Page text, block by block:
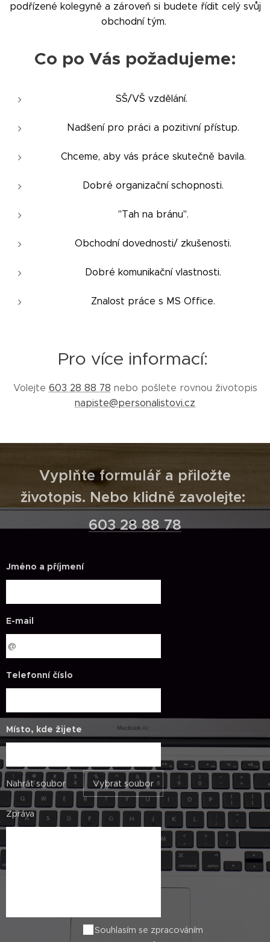
podřízené kolegyně a zároveň si budete řídit celý svůj
obchodní tým.
Co po Vás požadujeme:
SŠ/VŠ vzdělání.
Nadšení pro práci a pozitivní přístup.
Chceme, aby vás práce skutečně bavila.
Dobré organizační schopnosti.
"Tah na bránu".
Obchodní dovednosti/ zkušenosti.
Dobré komunikační vlastnosti.
Znalost práce s MS Office.
Pro více informací:
Volejte 603 28 88 78 nebo pošlete rovnou životopis
napiste@personalistovi.cz
Vyplňte formulář a přiložte
životopis. Nebo klidně zavolejte:
603 28 88 78
Jméno a příjmení
E-mail
Telefonní číslo
Místo, kde žijete
Nahrát soubor Vybrat soubor
Zpráva
Souhlasím se zpracováním